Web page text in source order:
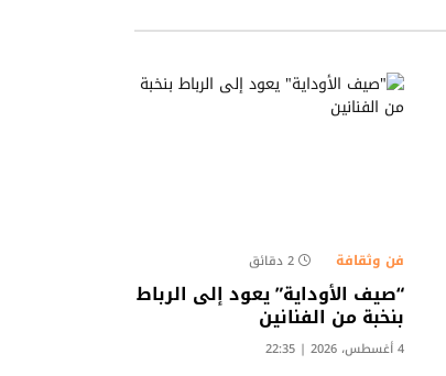
فن وثقافة 2 دقائق
“صيف الأوداية” يعود إلى الرباط
بنخبة من الفنانين
4 أغسطس، 2026 | 22:35